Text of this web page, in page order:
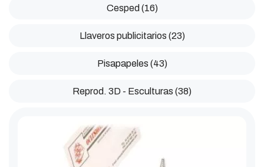
Cesped (16)
Llaveros publicitarios (23)
Pisapapeles (43)
Reprod. 3D - Esculturas (38)